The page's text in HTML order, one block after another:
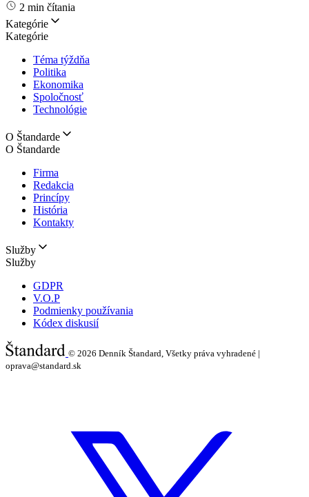
2 min čítania
Kategórie
Kategórie
Téma týždňa
Politika
Ekonomika
Spoločnosť
Technológie
O Štandarde
O Štandarde
Firma
Redakcia
Princípy
História
Kontakty
Služby
Služby
GDPR
V.O.P
Podmienky používania
Kódex diskusií
© 2026 Denník Štandard, Všetky práva vyhradené |
oprava@standard.sk